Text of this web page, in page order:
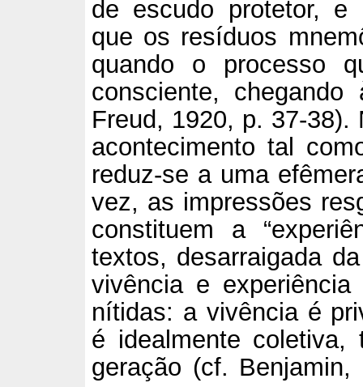
de escudo protetor, e
que os resíduos
quando o processo
consciente,
Freud, 1920, p. 37-38).
acontecimento tal
reduz-se a uma
vez, as impressões
constituem a
textos, desarraigada
vivência e
nítidas: a vivência é
é idealmente coletiva,
geração (cf.